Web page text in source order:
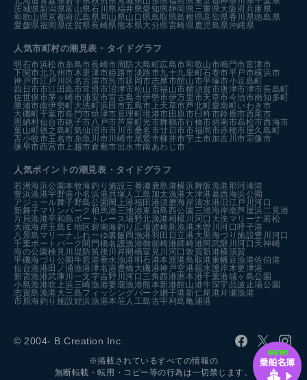
茨城県新潟県富山県石川県福井県愛知県静岡県三重県大阪府兵庫県
和歌山県京都府広島県 岡山県山口県鳥取県島根県高知県香川県徳島県
愛媛県福岡県佐賀県長崎県熊本県大分県宮崎県鹿児島県沖縄県
人気市町村の潮見表・タイドグラフ
明石市浜松市糸島市長崎市周防大島町広島市和歌山市鳴門市富津市
下関市北九州市木更津市姫路市淡路市九十九里町石巻市平戸市横浜市
神戸市江戸川区 名古屋市呉市延岡市志摩市館山市平塚市小豆島町
四日市市江田島市常滑市沼津市松山市福山市横須賀市唐津市津市長島町
佐世保市茅ヶ崎市浦安市宮古島市伊勢市伊万里市天草市今治市南知多町
勝浦市南伊勢町大洗町浜田市五島市 上天草市芦北町愛南町いわき市
大磯町千葉市長門市焼津市亘理町境港市 田原市 臼杵市鈴鹿市西尾市
恩納村仙台市銚子市八戸市芦屋町光市舞鶴市行橋市碧南市高松市西海市
葉山町徳之島町気仙沼市市川市桑名市廿日市市福岡市赤穂市屋久島町
苫小牧市玉名市糸魚川市川崎市尾鷲市柳井市宇土市加古川市宗像市
諫早市西宮市 上越市倉敷市出水市南あわじ市
人気ポイントの潮見表・タイドグラフ
若洲海浜公園本牧海釣り施設三番瀬 鹿島港横浜舞阪漁港 那珂湊港
豊浜漁港宇野港小名浜港 貝塚人工島 加太漁港 大津港葛西海浜公園
アジュール舞子野島公園 閖上港福田港須磨海岸清水港 旧江戸川河口
新舞子マリンパーク 相馬港 三池港東扇島西公園 三浦海岸南芦屋浜二見港
片貝漁港平和島ボートレース場野北漁港相模川河口 大洗マリーナ若松
大蔵海岸玉島Ｅ地区 碧南海釣り広場波崎新漁港木曽川河口 呼子港
八景島マリーナふれーゆ裏飯岡漁港羽田 日立港 大黒海づり施設豊川河口
千葉ポートパーク 関門橋名護漁港御前崎港師崎港 阿武隈川河口 天神崎
海の公園検見川堤防筑後川昇開橋室見川河口敦賀新港横須賀
平磯海づり公園 牛窓港垂水漁港 明石港本渡港鳥取港 東幡豆漁港佐伯港
仙台漁港 田ノ浦漁港津名港 豊橋 大磯港神戸空港親水護岸木更津港
新宮漁港武庫川一文字吉野川河口 三角西港洲本港千葉港城ヶ島公園
小島漁港吹上浜三崎漁港妻鹿漁港熊本新港館山港牛深宇品波止場公園
志賀島漁港 大三島フィッシングパーク網干港 新仁尾港 片瀬漁港
市原海釣り施設姪浜漁港本荘人工島古宇利島亀浦港
© 2004- B.Creation Inc.
※掲載されているすべての情報の
無断転載・転用・コピー等の行為は一切禁じます。